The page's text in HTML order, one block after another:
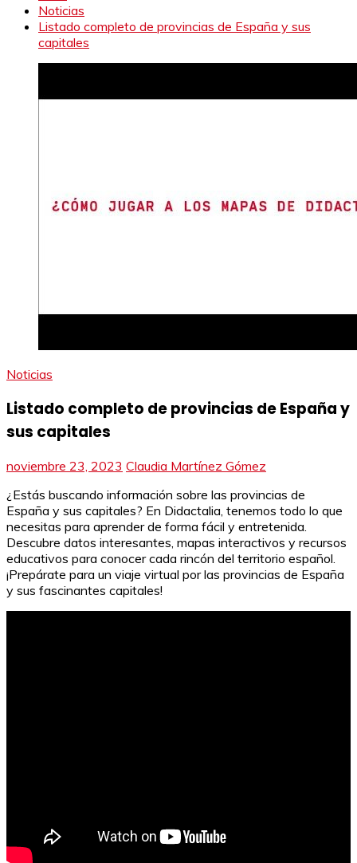
Noticias
Listado completo de provincias de España y sus
capitales
Noticias
Listado completo de provincias de España y
sus capitales
noviembre 23, 2023 Claudia Martínez Gómez
¿Estás buscando información sobre las provincias de
España y sus capitales? En Didactalia, tenemos todo lo que
necesitas para aprender de forma fácil y entretenida.
Descubre datos interesantes, mapas interactivos y recursos
educativos para conocer cada rincón del territorio español.
¡Prepárate para un viaje virtual por las provincias de España
y sus fascinantes capitales!